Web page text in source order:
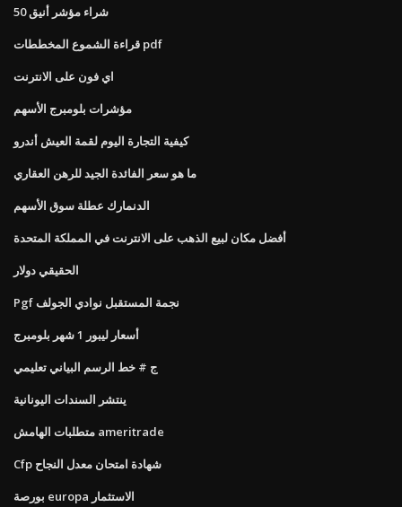
شراء مؤشر أنيق 50
قراءة الشموع المخططات pdf
اي فون على الانترنت
مؤشرات بلومبرج الأسهم
كيفية التجارة اليوم لقمة العيش أندرو
ما هو سعر الفائدة الجيد للرهن العقاري
الدنمارك عطلة سوق الأسهم
أفضل مكان لبيع الذهب على الانترنت في المملكة المتحدة
الحقيقي دولار
Pgf نجمة المستقبل نوادي الجولف
أسعار ليبور 1 شهر بلومبرج
ج # خط الرسم البياني تعليمي
ينتشر السندات اليونانية
متطلبات الهامش ameritrade
Cfp شهادة امتحان معدل النجاح
بورصة europa الاستثمار